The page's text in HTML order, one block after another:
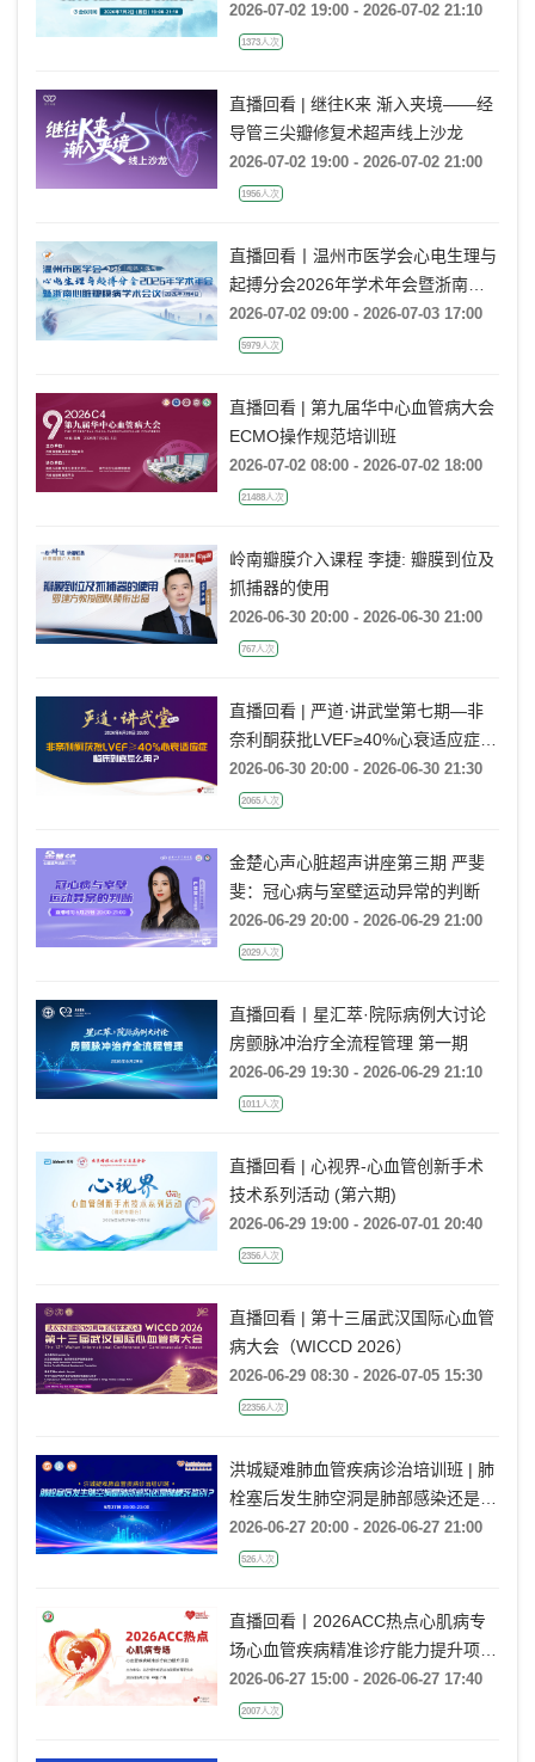
2026-07-02 19:00 - 2026-07-02 21:10
1373人次
直播回看 | 继往K来 渐入夹境——经
导管三尖瓣修复术超声线上沙龙
2026-07-02 19:00 - 2026-07-02 21:00
1956人次
直播回看丨温州市医学会心电生理与
起搏分会2026年学术年会暨浙南心
脏瓣膜病学术会议
2026-07-02 09:00 - 2026-07-03 17:00
5979人次
直播回看 | 第九届华中心血管病大会
ECMO操作规范培训班
2026-07-02 08:00 - 2026-07-02 18:00
21488人次
岭南瓣膜介入课程 李捷: 瓣膜到位及
抓捕器的使用
2026-06-30 20:00 - 2026-06-30 21:00
767人次
直播回看 | 严道·讲武堂第七期—非
奈利酮获批LVEF≥40%心衰适应症，
临床到底怎么用？
2026-06-30 20:00 - 2026-06-30 21:30
2065人次
金楚心声心脏超声讲座第三期 严斐
斐：冠心病与室壁运动异常的判断
2026-06-29 20:00 - 2026-06-29 21:00
2029人次
直播回看丨星汇萃·院际病例大讨论
房颤脉冲治疗全流程管理 第一期
2026-06-29 19:30 - 2026-06-29 21:10
1011人次
直播回看 | 心视界-心血管创新手术
技术系列活动 (第六期)
2026-06-29 19:00 - 2026-07-01 20:40
2356人次
直播回看 | 第十三届武汉国际心血管
病大会（WICCD 2026）
2026-06-29 08:30 - 2026-07-05 15:30
22356人次
洪城疑难肺血管疾病诊治培训班 | 肺
栓塞后发生肺空洞是肺部感染还是肺
梗死鉴别？
2026-06-27 20:00 - 2026-06-27 21:00
526人次
直播回看丨2026ACC热点心肌病专
场心血管疾病精准诊疗能力提升项目
广州场
2026-06-27 15:00 - 2026-06-27 17:40
2007人次